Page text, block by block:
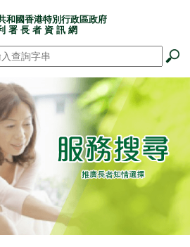
和國香港特別行政區政府
署 長 者 資 訊 網
*